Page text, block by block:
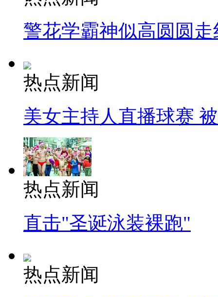
警花学霸神似高圆圆走
热点新闻
美女主持人直播球赛
热点新闻
直击"圣诞泳装裸跑"
热点新闻